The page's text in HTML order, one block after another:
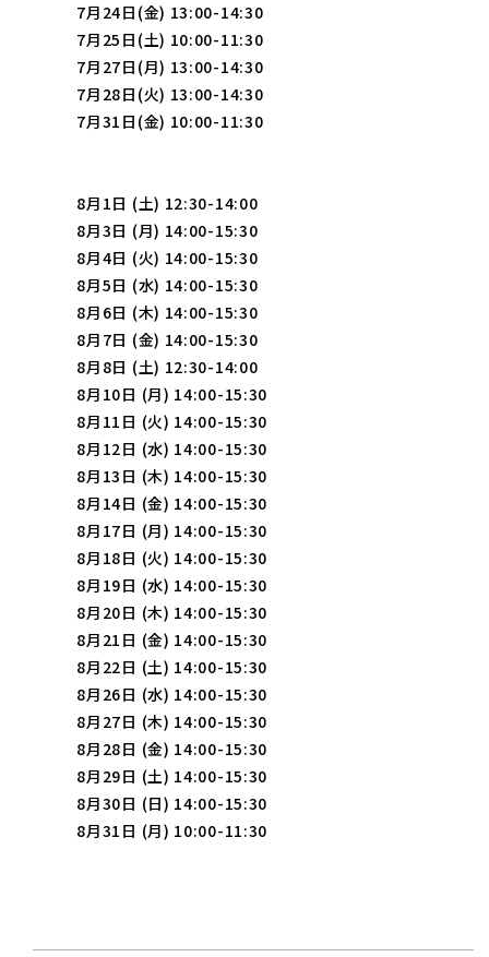
7月24日(金) 13:00-14:30
7月25日(土) 10:00-11:30
7月27日(月) 13:00-14:30
7月28日(火) 13:00-14:30
7月31日(金) 10:00-11:30
8月1日 (土) 12:30-14:00
8月3日 (月) 14:00-15:30
8月4日 (火) 14:00-15:30
8月5日 (水) 14:00-15:30
8月6日 (木) 14:00-15:30
8月7日 (金) 14:00-15:30
8月8日 (土) 12:30-14:00
8月10日 (月) 14:00-15:30
8月11日 (火) 14:00-15:30
8月12日 (水) 14:00-15:30
8月13日 (木) 14:00-15:30
8月14日 (金) 14:00-15:30
8月17日 (月) 14:00-15:30
8月18日 (火) 14:00-15:30
8月19日 (水) 14:00-15:30
8月20日 (木) 14:00-15:30
8月21日 (金) 14:00-15:30
8月22日 (土) 14:00-15:30
8月26日 (水) 14:00-15:30
8月27日 (木) 14:00-15:30
8月28日 (金) 14:00-15:30
8月29日 (土) 14:00-15:30
8月30日 (日) 14:00-15:30
8月31日 (月) 10:00-11:30